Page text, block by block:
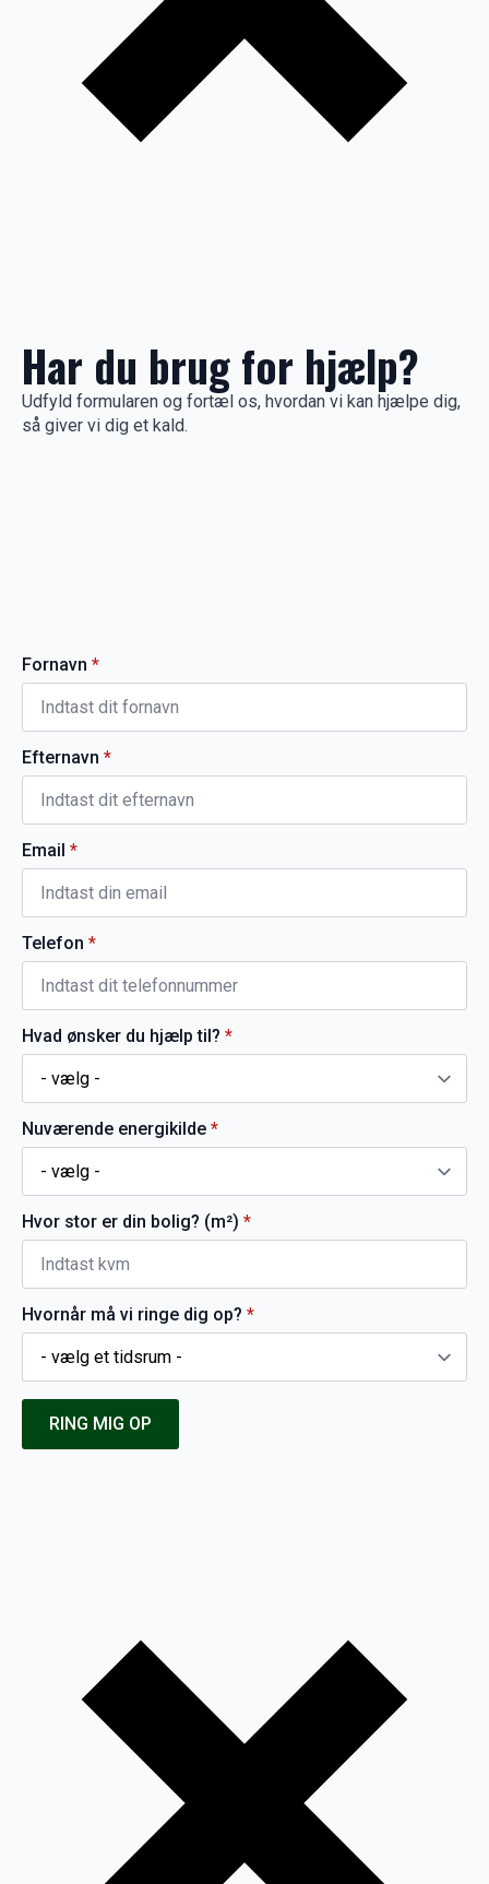
Har du brug for hjælp?
Udfyld formularen og fortæl os, hvordan vi kan hjælpe dig,
så giver vi dig et kald.
Fornavn *
Efternavn *
Email *
Telefon *
Hvad ønsker du hjælp til? *
Nuværende energikilde *
Hvor stor er din bolig? (m²) *
Hvornår må vi ringe dig op? *
RING MIG OP